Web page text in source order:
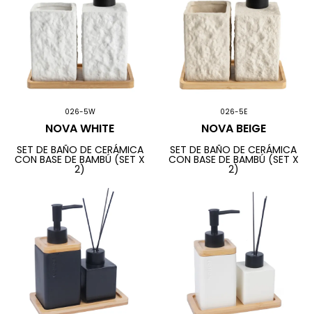
026-5W
NOVA WHITE
SET DE BAÑO DE CERÁMICA
CON BASE DE BAMBÚ (SET X
2)
026-5E
NOVA BEIGE
SET DE BAÑO DE CERÁMICA
CON BASE DE BAMBÚ (SET X
2)